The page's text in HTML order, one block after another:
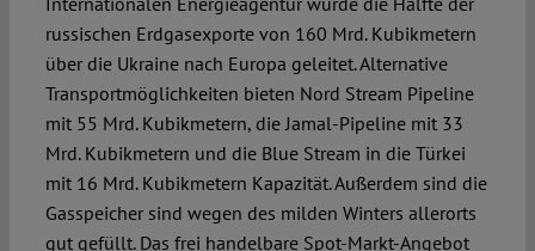
russi­schen Erdgasexporte von 160 Mrd. Kubik­metern
über die Ukraine nach Europa ge­leitet. Alternative
Transportmöglichkeiten bieten Nord Stream Pipeline
mit 55 Mrd. Kubikmetern, die Jamal-Pipeline mit 33
Mrd. Kubikmetern und die Blue Stream in die Türkei
mit 16 Mrd. Kubikmetern Kapazität. Außerdem sind die
Gasspeicher sind wegen des milden Winters allerorts
gut gefüllt. Das frei handelbare Spot-Markt-Angebot